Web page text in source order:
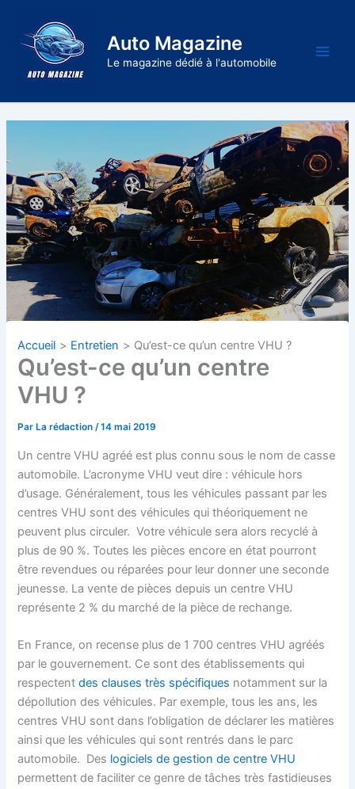
contenu
Auto Magazine
Le magazine dédié à l'automobile
Accueil Entretien Qu’est-ce qu’un centre VHU ?
Qu’est-ce qu’un centre
VHU ?
Par La rédaction/14 mai 2019
Un centre VHU agréé est plus connu sous le nom de casse
automobile. L’acronyme VHU veut dire : véhicule hors
d’usage. Généralement, tous les véhicules passant par les
centres VHU sont des véhicules qui théoriquement ne
peuvent plus circuler. Votre véhicule sera alors recyclé à
plus de 90 %. Toutes les pièces encore en état pourront
être revendues ou réparées pour leur donner une seconde
jeunesse. La vente de pièces depuis un centre VHU
représente 2 % du marché de la pièce de rechange.
En France, on recense plus de 1 700 centres VHU agréés
par le gouvernement. Ce sont des établissements qui
respectentdes clauses très spécifiques notamment sur la
dépollution des véhicules. Par exemple, tous les ans, les
centres VHU sont dans l’obligation de déclarer les matières
ainsi que les véhicules qui sont rentrés dans le parc
automobile. Des logiciels de gestion de centre VHU
permettent de faciliter ce genre de tâches très fastidieuses